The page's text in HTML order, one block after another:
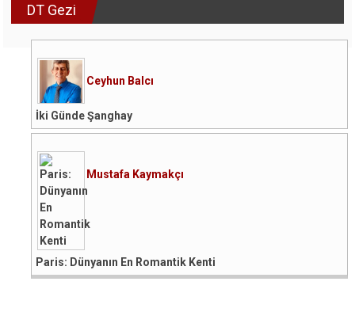
DT Gezi
Ceyhun Balcı
İki Günde Şanghay
Mustafa Kaymakçı
Paris: Dünyanın En Romantik Kenti